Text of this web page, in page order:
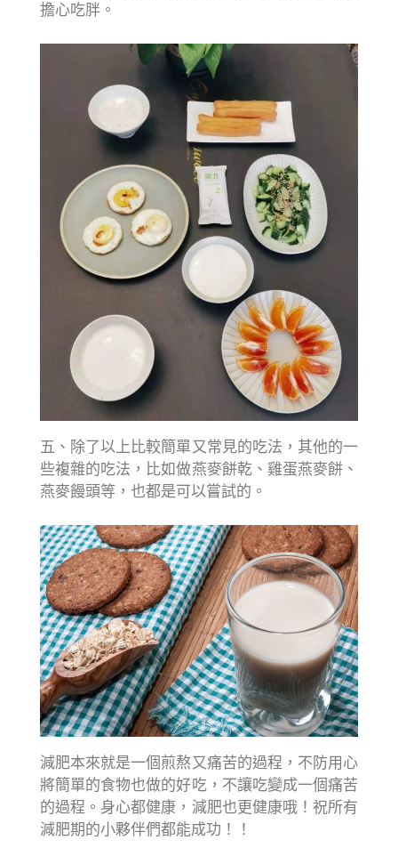
擔心吃胖。
五、除了以上比較簡單又常見的吃法，其他的一
些複雜的吃法，比如做燕麥餅乾、雞蛋燕麥餅、
燕麥饅頭等，也都是可以嘗試的。
減肥本來就是一個煎熬又痛苦的過程，不防用心
將簡單的食物也做的好吃，不讓吃變成一個痛苦
的過程。身心都健康，減肥也更健康哦！祝所有
減肥期的小夥伴們都能成功！！